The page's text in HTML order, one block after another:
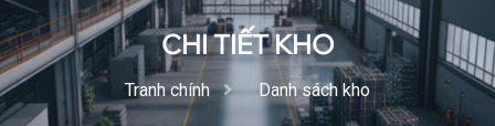
CHI TIẾT KHO
Tranh chính Danh sách kho